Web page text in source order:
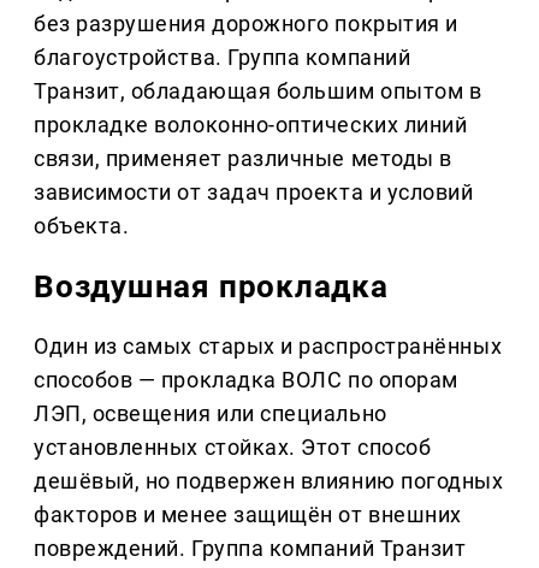
без разрушения дорожного покрытия и
благоустройства. Группа компаний
Транзит, обладающая большим опытом в
прокладке волоконно-оптических линий
связи, применяет различные методы в
зависимости от задач проекта и условий
объекта.
Воздушная прокладка
Один из самых старых и распространённых
способов — прокладка ВОЛС по опорам
ЛЭП, освещения или специально
установленных стойках. Этот способ
дешёвый, но подвержен влиянию погодных
факторов и менее защищён от внешних
повреждений. Группа компаний Транзит